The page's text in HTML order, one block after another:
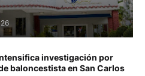
investigación por
baloncestista en San Carlos